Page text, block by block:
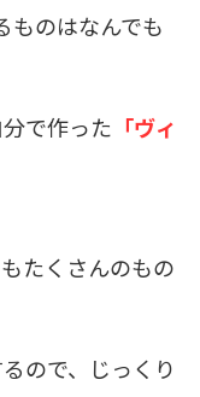
ものはなんでも
で作った 「ヴィ
たくさんのもの
ので、じっくり